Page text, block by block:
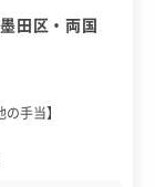
田区・両国
手当】